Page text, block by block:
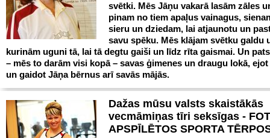
svētki. Mēs Jāņu vakarā lasām zāles
pinam no tiem apaļus vainagus,
sieru un dziedam, lai atjaunotu un
savu spēku. Mēs klājam svētku galdu
kurinām uguni tā, lai tā degtu gaiši un līdz rīta gaismai. Un
– mēs to darām visi kopā – savas ģimenes un draugu lokā,
un gaidot Jāņa bērnus arī savās mājās.
Dažas mūsu valsts skaistākās
vecmāmiņas tīri seksīgas -
APSPĪLĒTOS SPORTA